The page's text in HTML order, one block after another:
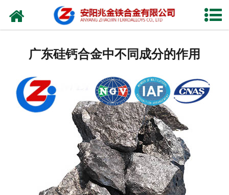
网站首页
产品中心
厂容厂貌
视频中心
联系我们
广东硅钙合金中不同成分的作用